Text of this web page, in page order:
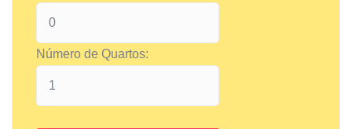
Número de Quartos: